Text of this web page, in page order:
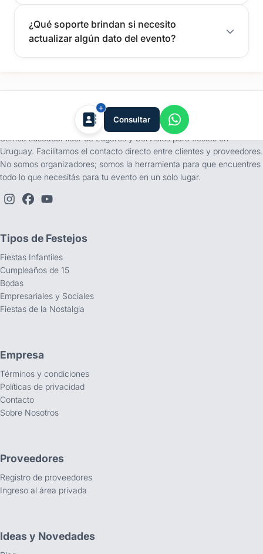
¿Qué soporte brindan si necesito
actualizar algún dato del evento?
Consultar
tufiesta.com.uy
Somos buscador líder de Lugares y Servicios para fiestas en
Uruguay. Facilitamos el contacto directo entre clientes y proveedores.
No somos organizadores; somos la herramienta para que encuentres
todo lo que necesitás para tu evento en un solo lugar.
Tipos de Festejos
Fiestas Infantiles
Cumpleaños de 15
Bodas
Empresariales y Sociales
Fiestas de la Nostalgia
Empresa
Términos y condiciones
Políticas de privacidad
Contacto
Sobre Nosotros
Proveedores
Registro de proveedores
Ingreso al área privada
Ideas y Novedades